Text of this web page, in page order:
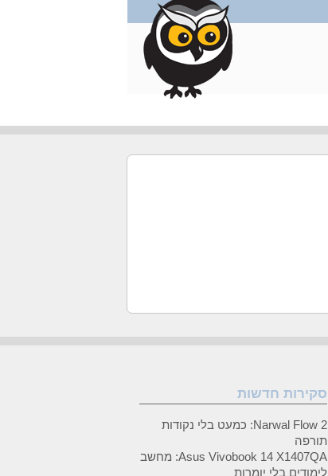
סקירות חדשות
Narwal Flow 2: כמעט בלי נקודות
תורפה
Asus Vivobook 14 X1407QA: מחשב
לימודים בלי יומרות